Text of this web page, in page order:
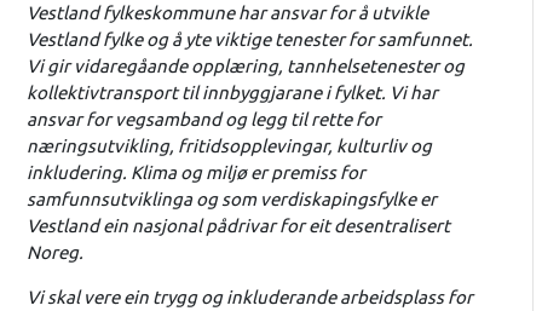
Vestland fylkeskommune har ansvar for å utvikle
Vestland fylke og å yte viktige tenester for samfunnet.
Vi gir vidaregåande opplæring, tannhelsetenester og
kollektivtransport til innbyggjarane i fylket. Vi har
ansvar for vegsamband og legg til rette for
næringsutvikling, fritidsopplevingar, kulturliv og
inkludering. Klima og miljø er premiss for
samfunnsutviklinga og som verdiskapingsfylke er
Vestland ein nasjonal pådrivar for eit desentralisert
Noreg.
Vi skal vere ein trygg og inkluderande arbeidsplass for